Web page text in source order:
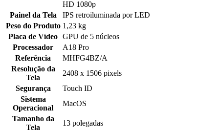
HD 1080p
Painel da Tela
IPS retroiluminada por LED
Peso do Produto 1,23 kg
Placa de Vídeo GPU de 5 núcleos
Processador
A18 Pro
Referência
MHFG4BZ/A
Resolução da
Tela
2408 x 1506 pixels
Segurança
Touch ID
Sistema
Operacional
MacOS
Tamanho da
Tela
13 polegadas